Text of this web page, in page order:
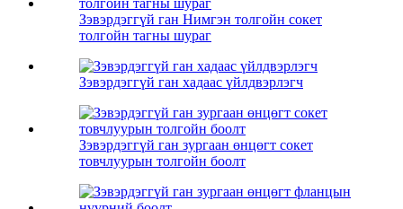
Зэвэрдэггүй ган Нимгэн толгойн сокет
толгойн тагны шураг
Зэвэрдэггүй ган хадаас үйлдвэрлэгч
Зэвэрдэггүй ган зургаан өнцөгт сокет
товчлуурын толгойн боолт